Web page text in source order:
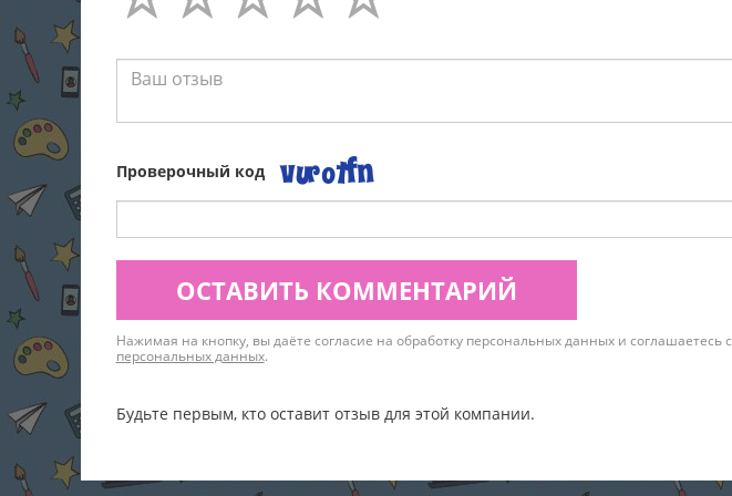
Проверочный код
ОСТАВИТЬ КОММЕНТАРИЙ
Нажимая на кнопку, вы даёте согласие на обработку персональных данных и соглашаетесь с
персональных данных.
Будьте первым, кто оставит отзыв для этой компании.